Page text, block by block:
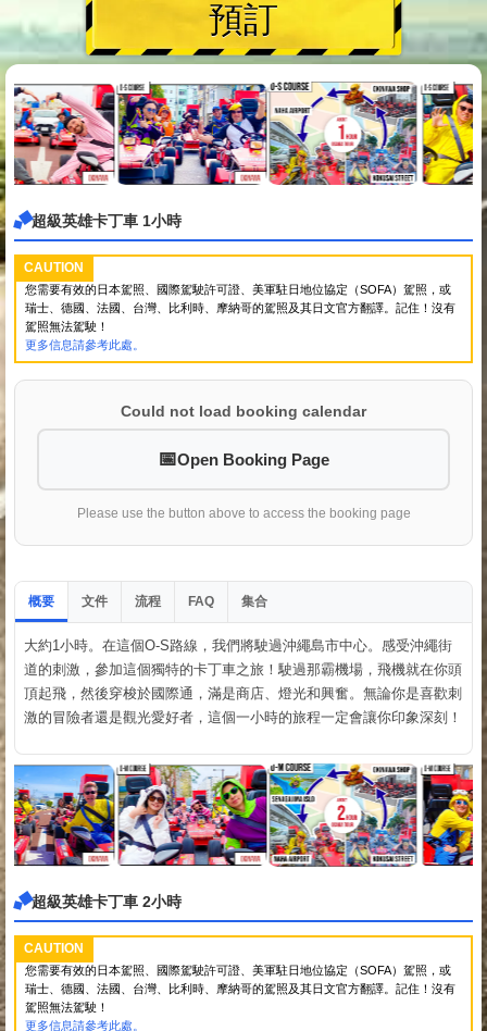
預訂
超級英雄卡丁車 1小時
CAUTION
您需要有效的日本駕照、國際駕駛許可證、美軍駐日地位協定（SOFA）駕照，或
瑞士、德國、法國、台灣、比利時、摩納哥的駕照及其日文官方翻譯。記住！沒有
駕照無法駕駛！
更多信息請參考此處。
Could not load booking calendar
Open Booking Page
Please use the button above to access the booking page
概要 文件 流程 FAQ 集合
大約1小時。在這個O-S路線，我們將駛過沖繩島市中心。感受沖繩街
道的刺激，參加這個獨特的卡丁車之旅！駛過那霸機場，飛機就在你頭
頂起飛，然後穿梭於國際通，滿是商店、燈光和興奮。無論你是喜歡刺
激的冒險者還是觀光愛好者，這個一小時的旅程一定會讓你印象深刻！
超級英雄卡丁車 2小時
CAUTION
您需要有效的日本駕照、國際駕駛許可證、美軍駐日地位協定（SOFA）駕照，或
瑞士、德國、法國、台灣、比利時、摩納哥的駕照及其日文官方翻譯。記住！沒有
駕照無法駕駛！
更多信息請參考此處。